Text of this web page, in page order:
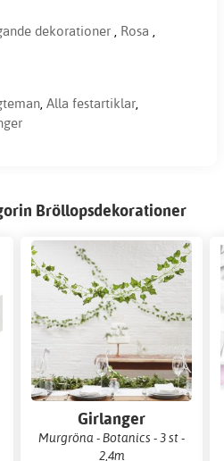
dekorationer , Rosa ,
, Alla festartiklar,
Bröllopsdekorationer
Girlanger
Murgröna - Botanics - 3 st -
2,4m